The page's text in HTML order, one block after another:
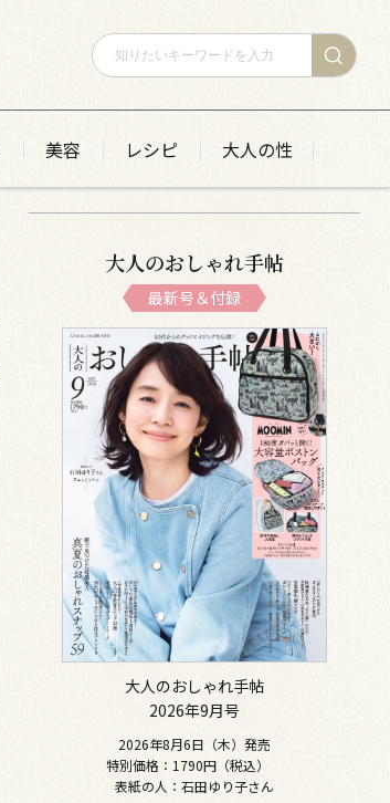
美容 レシピ 大人の性
大人のおしゃれ手帖
最新号＆付録
大人のおしゃれ手帖
2026年9月号
2026年8月6日（木）発売
特別価格：1790円（税込）
表紙の人：石田ゆり子さん